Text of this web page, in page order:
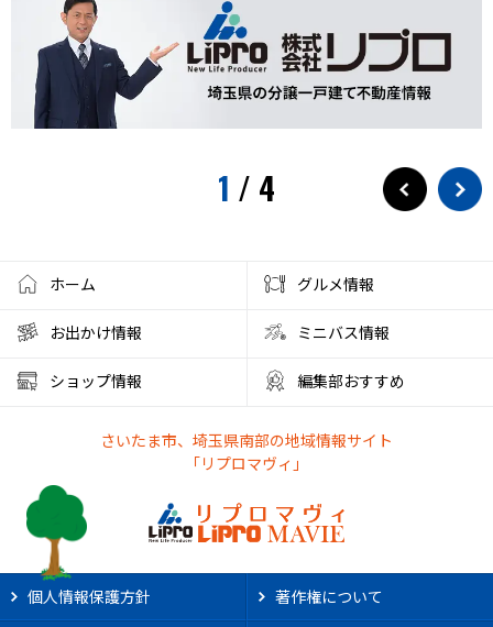
1 / 4
ホーム グルメ情報
お出かけ情報 ミニバス情報
ショップ情報 編集部おすすめ
さいたま市、埼玉県南部の地域情報サイト
「リプロマヴィ」
個人情報保護方針 著作権について